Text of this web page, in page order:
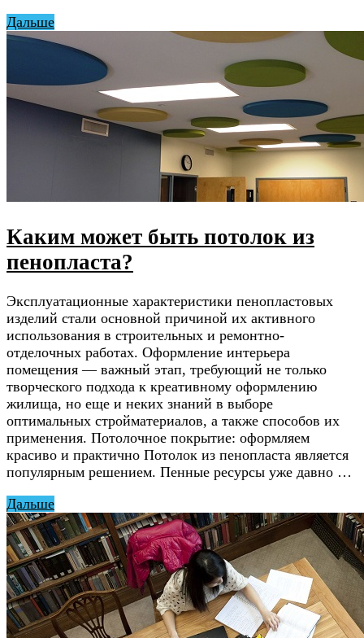
Дальше
Каким может быть потолок из
пенопласта?
Эксплуатационные характеристики пенопластовых
изделий стали основной причиной их активного
использования в строительных и ремонтно-
отделочных работах. Оформление интерьера
помещения — важный этап, требующий не только
творческого подхода к креативному оформлению
жилища, но еще и неких знаний в выборе
оптимальных стройматериалов, а также способов их
применения. Потолочное покрытие: оформляем
красиво и практично Потолок из пенопласта является
популярным решением. Пенные ресурсы уже давно …
Дальше